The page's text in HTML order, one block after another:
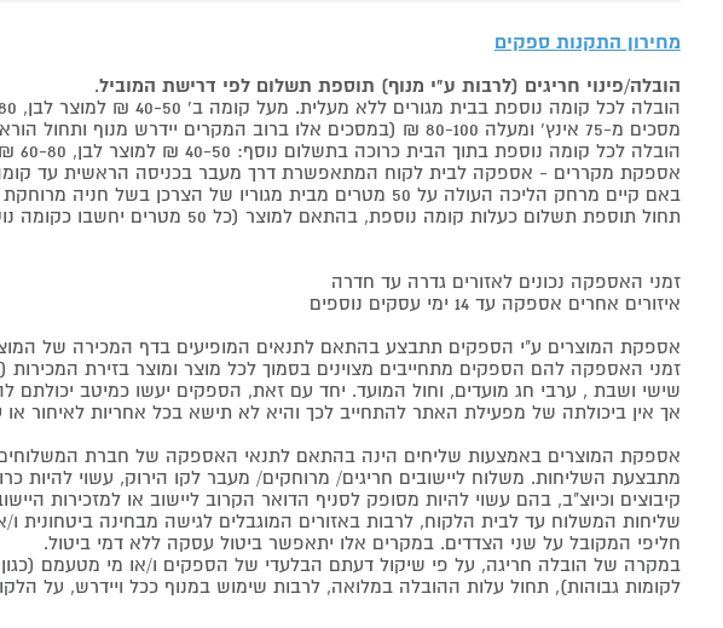
מחירון התקנות ספקים
הובלה/פינוי חריגים (לרבות ע"י מנוף) תוספת תשלום לפי דרישת המוביל.
הובלה לכל קומה נוספת בבית מגורים ללא מעלית. מעל קומה ב' 40-50 ₪ למוצר לבן, 60-80 ₪ למקרר/מקפיא, מסכים עד 65 אינץ' בין 50-80 ₪
מסכים מ-75 אינץ' ומעלה 80-100 ₪ (במסכים אלו ברוב המקרים יידרש מנוף ותחול הוראת הובלה חריגה שלעיל. אם לא יידרש מנוף תחול תוספת הקומות כבר מהקומה הראשונה)
הובלה לכל קומה נוספת בתוך הבית כרוכה בתשלום נוסף: 40-50 ₪ למוצר לבן, 60-80 ₪ למקרר/מקפיא, מסכים עד 65 אינץ' בין 50-80 ₪, מסכים מ-75 אינץ' ומעלה 80-100 ₪.
אספקת מקררים - אספקה לבית לקוח המתאפשרת דרך מעבר בכניסה הראשית עד קומה ב' ללא פירוק
באם קיים מרחק הליכה העולה על 50 מטרים מבית מגוריו של הצרכן בשל חניה מרוחקת או חוסר גישה לביתו,
תחול תוספת תשלום כעלות קומה נוספת, בהתאם למוצר (כל 50 מטרים יחשבו כקומה נוספת).
זמני האספקה נכונים לאזורים גדרה עד חדרה
איזורים אחרים אספקה עד 14 ימי עסקים נוספים
אספקת המוצרים ע"י הספקים תתבצע בהתאם לתנאים המופיעים בדף המכירה של
זמני האספקה להם הספקים מתחייבים מצוינים בסמוך לכל מוצר ומוצר בזירת
שישי ושבת , ערבי חג מועדים, וחול המועד. יחד עם זאת, הספקים יעשו כמיטב
אך אין ביכולתה של מפעילת האתר להתחייב לכך והיא לא תישא בכל אחריות לאיחור
אספקת המוצרים באמצעות שליחים הינה בהתאם לתנאי האספקה של חברת
מתבצעת השליחות. משלוח ליישובים חריגים/ מרוחקים/ מעבר לקו הירוק, עשוי להיות
קיבוצים וכיוצ"ב, בהם עשוי להיות מסופק לסניף הדואר הקרוב ליישוב או
שליחות המשלוח עד לבית הלקוח, לרבות באזורים המוגבלים לגישה מבחינה ביטחונית ו/
חליפי המקובל על שני הצדדים. במקרים אלו יתאפשר ביטול עסקה ללא דמי ביטול.
במקרה של הובלה חריגה, על פי שיקול דעתם הבלעדי של הספקים ו/או מי מטעמם
לקומות גבוהות), תחול עלות ההובלה במלואה, לרבות שימוש במנוף ככל ויידרש, על